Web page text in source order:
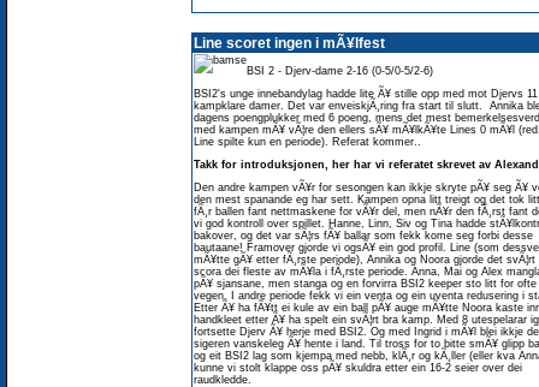
Line scoret ingen i mÃ¥lfest
BSI 2 - Djerv-dame 2-16 (0-5/0-5/2-6)
BSI2's unge innebandylag hadde lite Ã¥ stille opp med mot Djervs 11
kampklare damer. Det var enveiskjÃ¸ring fra start til slutt. Annika
dagens poengplukker med 6 poeng, mens det mest
med kampen mÃ¥ vÃ¦re den ellers sÃ¥ mÃ¥lkÃ¥te Lines 0 mÃ¥l
Line spilte kun en periode). Referat kommer..
Takk for introduksjonen, her har vi referatet skrevet av
Den andre kampen vÃ¥r for sesongen kan ikkje skryte pÃ¥ seg Ã¥
den mest spanande eg har sett. Kampen opna litt treigt og det tok
fÃ¸r ballen fant nettmaskene for vÃ¥r del, men nÃ¥r den fÃ¸rst fant
vi god kontroll over spillet. Hanne, Linn, Siv og Tina hadde
bakover, og det var sÃ¦rs fÃ¥ ballar som fekk kome seg forbi desse
bautaane! Framover gjorde vi ogsÃ¥ ein god profil. Line (som
mÃ¥tte gÃ¥ etter fÃ¸rste periode), Annika og Noora gjorde det svÃ¦rt
scora dei fleste av mÃ¥la i fÃ¸rste periode. Anna, Mai og Alex
pÃ¥ sjansane, men stanga og en forvirra BSI2 keeper sto litt for ofte
vegen. I andre periode fekk vi ein venta og ein uventa redusering i
Etter Ã¥ ha fÃ¥tt ei kule av ein ball pÃ¥ auge mÃ¥tte Noora kaste
handkleet etter Ã¥ ha spelt ein svÃ¦rt bra kamp. Med 8 utespelarar
fortsette Djerv Ã¥ herje med BSI2. Og med Ingrid i mÃ¥l blei ikkje
sigeren vanskeleg Ã¥ hente i land. Til tross for to bitte smÃ¥ glipp
og eit BSI2 lag som kjempa med nebb, klÃ¸r og kÃ¸ller (eller kva
kunne vi stolt klappe oss pÃ¥ skuldra etter ein 16-2 seier over dei
raudkledde.